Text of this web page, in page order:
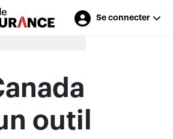
Se connecter
Merci à nos annonceurs
outil